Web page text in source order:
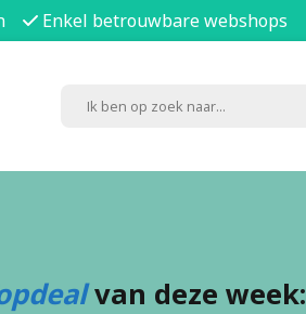
Enkel betrouwbare webshops
van deze week: